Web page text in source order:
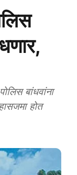
बांधवांना
होत